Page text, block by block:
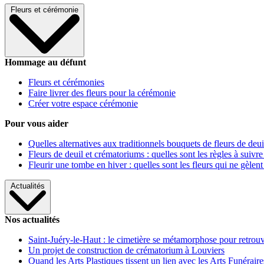
Fleurs et cérémonie
Hommage au défunt
Fleurs et cérémonies
Faire livrer des fleurs pour la cérémonie
Créer votre espace cérémonie
Pour vous aider
Quelles alternatives aux traditionnels bouquets de fleurs de
Fleurs de deuil et crématoriums : quelles sont les règles à
Fleurir une tombe en hiver : quelles sont les fleurs qui ne gèlent
Actualités
Nos actualités
Saint-Juéry-le-Haut : le cimetière se métamorphose pour
Un projet de construction de crématorium à Louviers
Quand les Arts Plastiques tissent un lien avec les Arts